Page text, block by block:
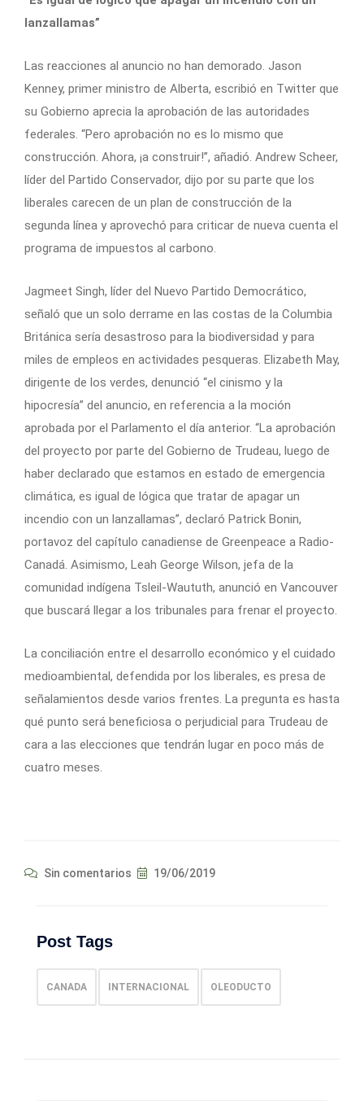
lanzallamas”
Las reacciones al anuncio no han demorado. Jason
Kenney, primer ministro de Alberta, escribió en Twitter que
su Gobierno aprecia la aprobación de las autoridades
federales. “Pero aprobación no es lo mismo que
construcción. Ahora, ¡a construir!”, añadió. Andrew Scheer,
líder del Partido Conservador, dijo por su parte que los
liberales carecen de un plan de construcción de la
segunda línea y aprovechó para criticar de nueva cuenta el
programa de impuestos al carbono.
Jagmeet Singh, líder del Nuevo Partido Democrático,
señaló que un solo derrame en las costas de la Columbia
Británica sería desastroso para la biodiversidad y para
miles de empleos en actividades pesqueras. Elizabeth May,
dirigente de los verdes, denunció “el cinismo y la
hipocresía” del anuncio, en referencia a la moción
aprobada por el Parlamento el día anterior. “La aprobación
del proyecto por parte del Gobierno de Trudeau, luego de
haber declarado que estamos en estado de emergencia
climática, es igual de lógica que tratar de apagar un
incendio con un lanzallamas”, declaró Patrick Bonin,
portavoz del capítulo canadiense de Greenpeace a Radio-
Canadá. Asimismo, Leah George Wilson, jefa de la
comunidad indígena Tsleil-Waututh, anunció en Vancouver
que buscará llegar a los tribunales para frenar el proyecto.
La conciliación entre el desarrollo económico y el cuidado
medioambiental, defendida por los liberales, es presa de
señalamientos desde varios frentes. La pregunta es hasta
qué punto será beneficiosa o perjudicial para Trudeau de
cara a las elecciones que tendrán lugar en poco más de
cuatro meses.
Sin comentarios 19/06/2019
Post Tags
CANADA INTERNACIONAL OLEODUCTO